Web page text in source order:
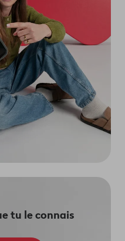
tu le connais